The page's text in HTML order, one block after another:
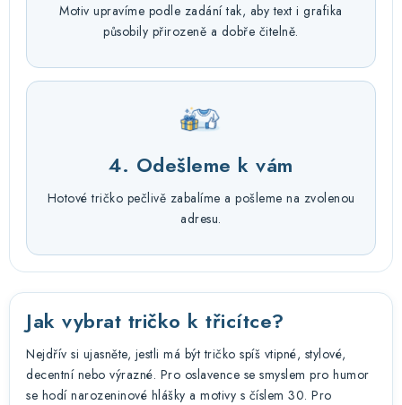
Motiv upravíme podle zadání tak, aby text i grafika
působily přirozeně a dobře čitelně.
4. Odešleme k vám
Hotové tričko pečlivě zabalíme a pošleme na zvolenou
adresu.
Jak vybrat tričko k třicítce?
Nejdřív si ujasněte, jestli má být tričko spíš vtipné, stylové,
decentní nebo výrazné. Pro oslavence se smyslem pro humor
se hodí narozeninové hlášky a motivy s číslem 30. Pro